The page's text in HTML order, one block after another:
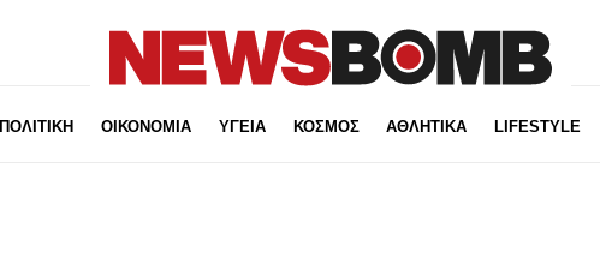
ΠΟΛΙΤΙΚΗ ΟΙΚΟΝΟΜΙΑ ΥΓΕΙΑ ΚΟΣΜΟΣ ΑΘΛΗΤΙΚΑ LIFESTYLE